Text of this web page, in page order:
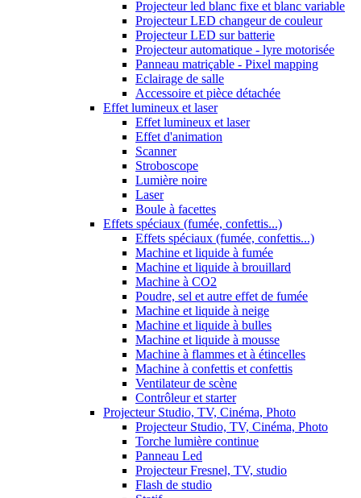
Projecteur led blanc fixe et blanc variable
Projecteur LED changeur de couleur
Projecteur LED sur batterie
Projecteur automatique - lyre motorisée
Panneau matriçable - Pixel mapping
Eclairage de salle
Accessoire et pièce détachée
Effet lumineux et laser
Effet lumineux et laser
Effet d'animation
Scanner
Stroboscope
Lumière noire
Laser
Boule à facettes
Effets spéciaux (fumée, confettis...)
Effets spéciaux (fumée, confettis...)
Machine et liquide à fumée
Machine et liquide à brouillard
Machine à CO2
Poudre, sel et autre effet de fumée
Machine et liquide à neige
Machine et liquide à bulles
Machine et liquide à mousse
Machine à flammes et à étincelles
Machine à confettis et confettis
Ventilateur de scène
Contrôleur et starter
Projecteur Studio, TV, Cinéma, Photo
Projecteur Studio, TV, Cinéma, Photo
Torche lumière continue
Panneau Led
Projecteur Fresnel, TV, studio
Flash de studio